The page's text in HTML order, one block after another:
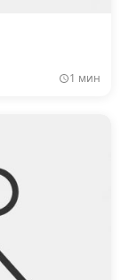
1 мин